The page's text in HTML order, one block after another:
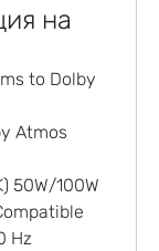
на
to Dolby
Atmos
50W/100W
Hz